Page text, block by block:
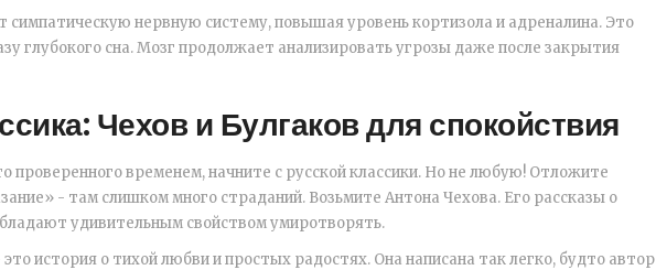
нервную систему, повышая уровень кортизола и адреналина. Это
глубокого сна. Мозг продолжает анализировать угрозы даже после закрытия
Чехов и Булгаков для спокойствия
проверенного временем, начните с русской классики. Но не любую! Отложите
- там слишком много страданий. Возьмите Антона Чехова. Его рассказы о
удивительным свойством умиротворять.
это история о тихой любви и простых радостях. Она написана так легко, будто автор